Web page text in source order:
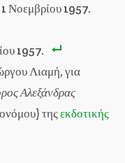
Νοεμβρίου 1957.
1957.
Λιαμή, για
Αλεξάνδρας
τηςεκδοτικής